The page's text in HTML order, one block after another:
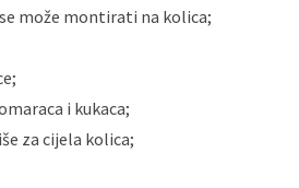
može montirati na kolica;
i kukaca;
za cijela kolica;